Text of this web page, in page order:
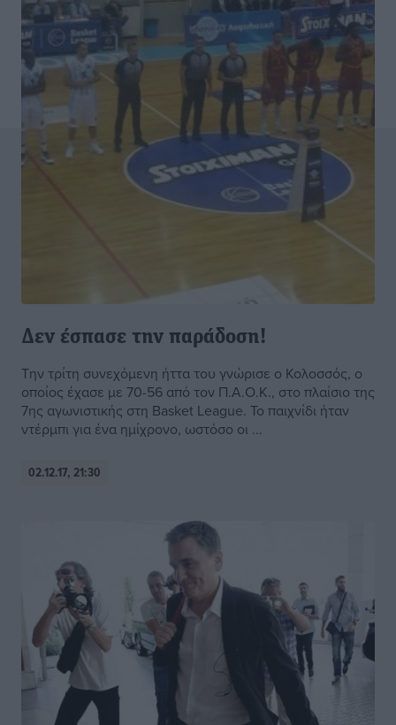
Δεν έσπασε την παράδοση!
Την τρίτη συνεχόμενη ήττα του γνώρισε ο Κολοσσός, ο
οποίος έχασε με 70-56 από τον Π.Α.Ο.Κ., στο πλαίσιο της
7ης αγωνιστικής στη Basket League. Το παιχνίδι ήταν
ντέρμπι για ένα ημίχρονο, ωστόσο οι ...
02.12.17, 21:30